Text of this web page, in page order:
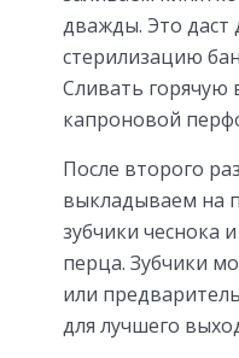
дважды. Это
стерилизацию
Сливать
капроновой
После второго
выкладываем на
зубчики чеснока
перца. Зубчики
или
для лучшего